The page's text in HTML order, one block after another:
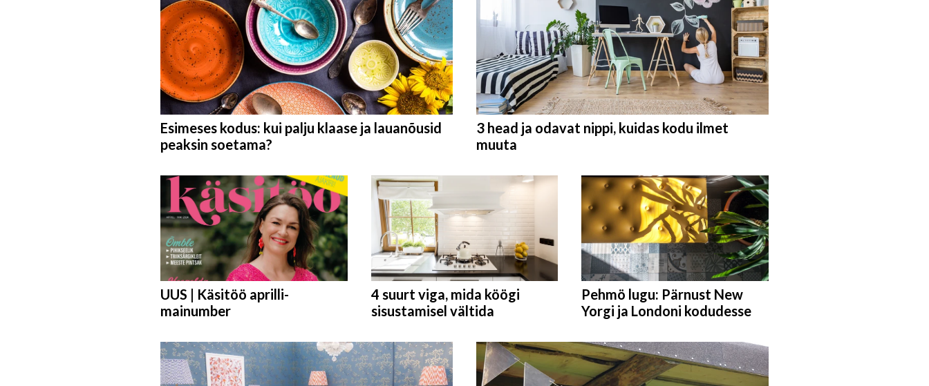
Esimeses kodus: kui palju klaase ja lauanõusid
peaksin soetama?
3 head ja odavat nippi, kuidas kodu ilmet
muuta
UUS | Käsitöö aprilli-
mainumber
4 suurt viga, mida köögi
sisustamisel vältida
Pehmö lugu: Pärnust New
Yorgi ja Londoni kodudesse